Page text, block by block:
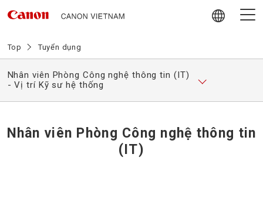
Giới thiệu về Canon Vietnam
Video
Hoạt động trách nhiệm Xã hội
Top Tuyển dụng
Nhân viên Phòng Công nghệ thông tin (IT)
- Vị trí Kỹ sư hệ thống
Nhân viên Phòng Công nghệ thông tin
(IT)